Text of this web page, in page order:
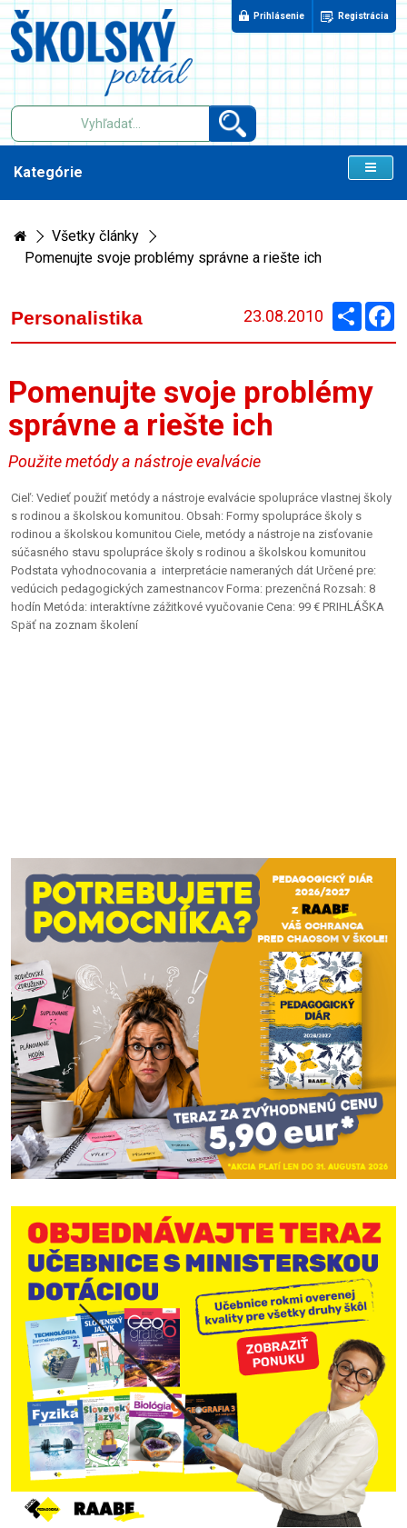
Prihlásenie Registrácia
Kategórie
Všetky články
Pomenujte svoje problémy správne a riešte ich
Personalistika 23.08.2010 Zdieľaj
Pomenujte svoje problémy
správne a riešte ich
Použite metódy a nástroje evalvácie
Cieľ: Vedieť použiť metódy a nástroje evalvácie spolupráce vlastnej školy
s rodinou a školskou komunitou. Obsah: Formy spolupráce školy s
rodinou a školskou komunitou Ciele, metódy a nástroje na zisťovanie
súčasného stavu spolupráce školy s rodinou a školskou komunitou
Podstata vyhodnocovania a interpretácie nameraných dát Určené pre:
vedúcich pedagogických zamestnancov Forma: prezenčná Rozsah: 8
hodín Metóda: interaktívne zážitkové vyučovanie Cena: 99 € PRIHLÁŠKA
Späť na zoznam školení